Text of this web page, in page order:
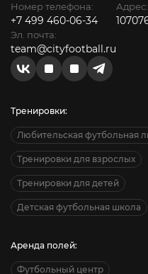
Номер телефона:
+7 499 460-06-34
Эл. почта:
team@cityfootball.ru
Адрес:
Тренировки:
Любительская футбольная
Тренировки для взрослых
Тренировки для детей
Детская футбольная школа
Аренда полей:
Футбольный центр